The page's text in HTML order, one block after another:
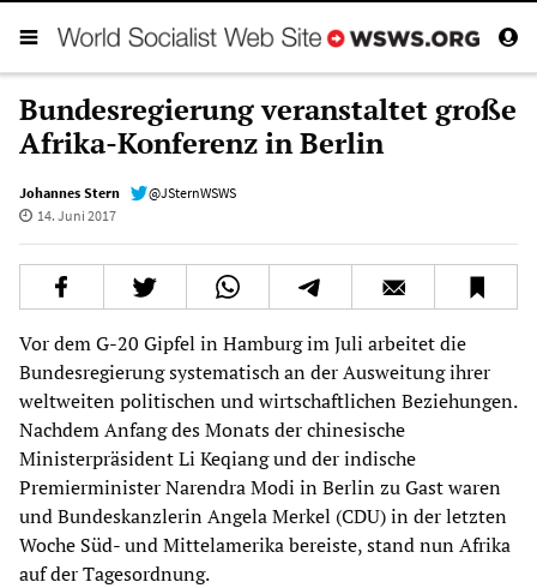
Bundesregierung veranstaltet große
Afrika-Konferenz in Berlin
Johannes Stern
@JSternWSWS
14. Juni 2017
Vor dem G-20 Gipfel in Hamburg im Juli arbeitet die
Bundesregierung systematisch an der Ausweitung ihrer
weltweiten politischen und wirtschaftlichen Beziehungen.
Nachdem Anfang des Monats der chinesische
Ministerpräsident Li Keqiang und der indische
Premierminister Narendra Modi in Berlin zu Gast waren
und Bundeskanzlerin Angela Merkel (CDU) in der letzten
Woche Süd- und Mittelamerika bereiste, stand nun Afrika
auf der Tagesordnung.